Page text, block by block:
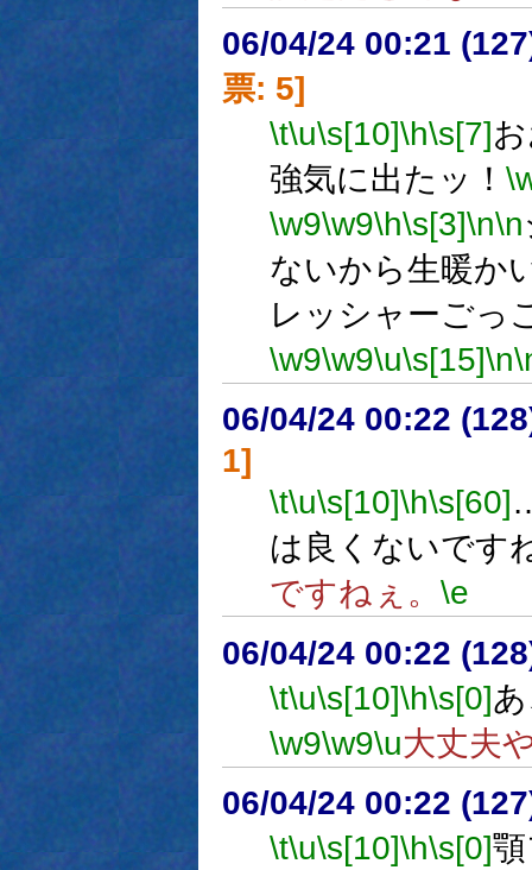
06/04/24 00:21
票: 5]
\t\u\s[10]\h\s[7]
強気に出たッ！
\w9\w9\h\s[3]\n\n
ないから生暖か
レッシャーごっ
\w9\w9\u\s[15]\n
06/04/24 00:22
1]
\t\u\s[10]\h\s[60]
は良くないです
ですねぇ。 \e
06/04/24 00:22
\t\u\s[10]\h\s[0]
\w9\w9\u大丈夫
06/04/24 00:22
\t\u\s[10]\h\s[0]